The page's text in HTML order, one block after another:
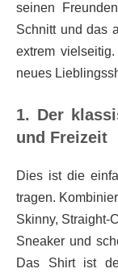
seinen
Schnitt und das
extrem
neues
1. Der
und Freizeit
Dies ist die
tragen.
Skinny, Straight-
Sneaker und
Das Shirt ist